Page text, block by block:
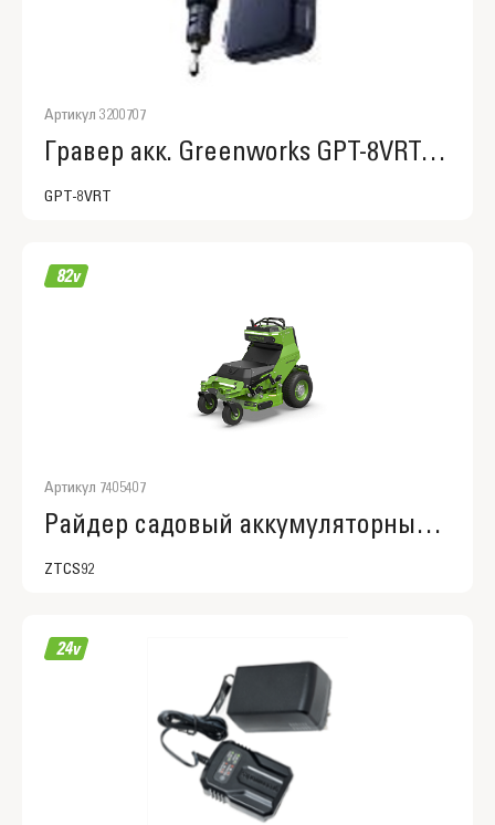
Артикул 3200707
Гравер акк. Greenworks GPT-8VRT, 8V,USB-C, 5000–30000 об/мин, цанги 2,4 / 3,2 мм,LED, автоблокировка, оснастка 52 шт, кейс
GPT-8VRT
Артикул 7405407
Райдер садовый аккумуляторный с нулевым радиусом разворота Greenworks ZTCS92, 82V, 92 см, с АКБ 8 кВтч
ZTCS92